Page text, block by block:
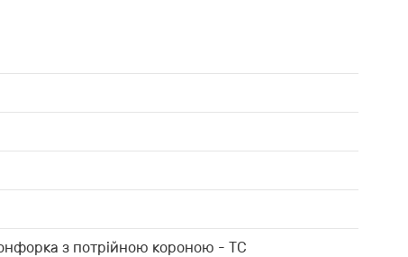
з потрійною короною - TC